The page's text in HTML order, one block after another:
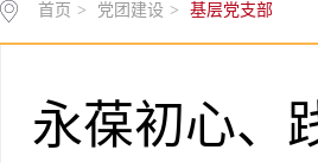
首页 > 党团建设 > 基层党支部
永葆初心、